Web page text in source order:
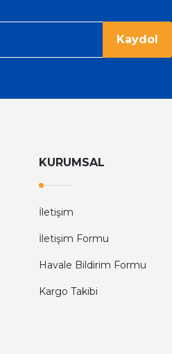
Kaydol
KURUMSAL
İletişim
İletişim Formu
Havale Bildirim Formu
Kargo Takibi